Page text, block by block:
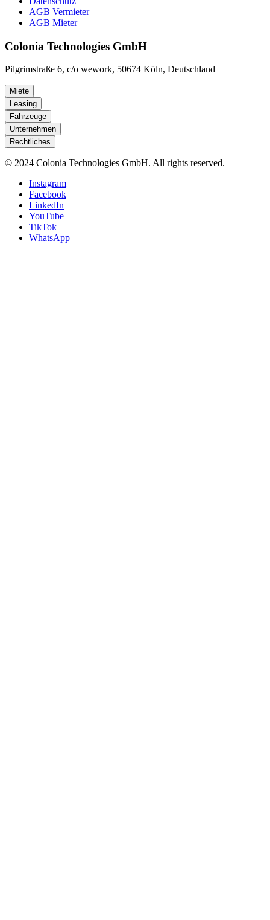
AGB Vermieter
AGB Mieter
Colonia Technologies GmbH
Pilgrimstraße 6, c/o wework, 50674 Köln, Deutschland
Miete
Leasing
Fahrzeuge
Unternehmen
Rechtliches
© 2024 Colonia Technologies GmbH. All rights reserved.
Instagram
Facebook
LinkedIn
YouTube
TikTok
WhatsApp